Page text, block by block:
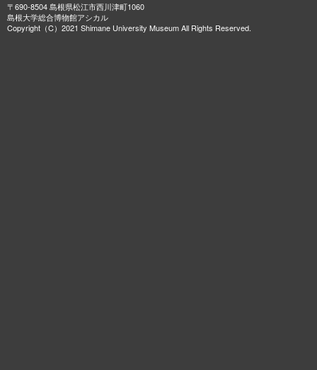
〒690-8504 島根県松江市西川津町1060
島根大学総合博物館アシカル
Copyright（C）2021 Shimane University Museum All Rights Reserved.